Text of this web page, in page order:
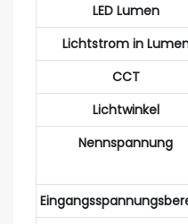
LED Lumen
Lichtstrom in
CCT
Lichtwinkel
Nennspannung